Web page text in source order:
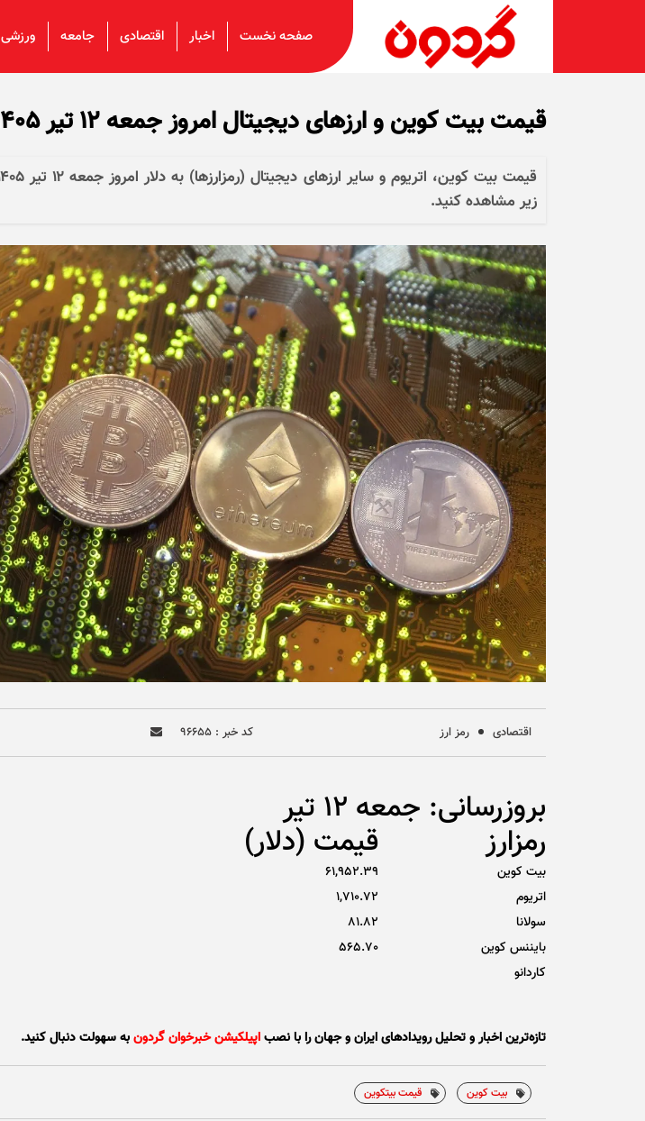
صفحه نخست اخبار اقتصادی جامعه ورزشی
قیمت بیت کوین و ارز‌های دیجیتال امروز جمعه ۱۲ تیر ۱۴۰۵ + جدول
زیر مشاهده کنید.
اقتصادی رمز ارز کد خبر : ۹۶۶۵۵
بروزرسانی: جمعه 12 تیر
رمزارز قیمت (دلار)
بیت کوین
61,952.39
اتریوم
1,710.72
سولانا
81.82
بایننس کوین
565.70
کاردانو
تازه‌ترین اخبار و تحلیل‌ رویدادهای ایران و جهان را با نصباپیلکیشن خبرخوان گردونبه سهولت دنبال کنید.
بیت کوین قیمت بیتکوین